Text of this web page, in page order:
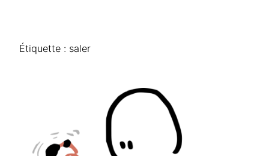
Étiquette : saler